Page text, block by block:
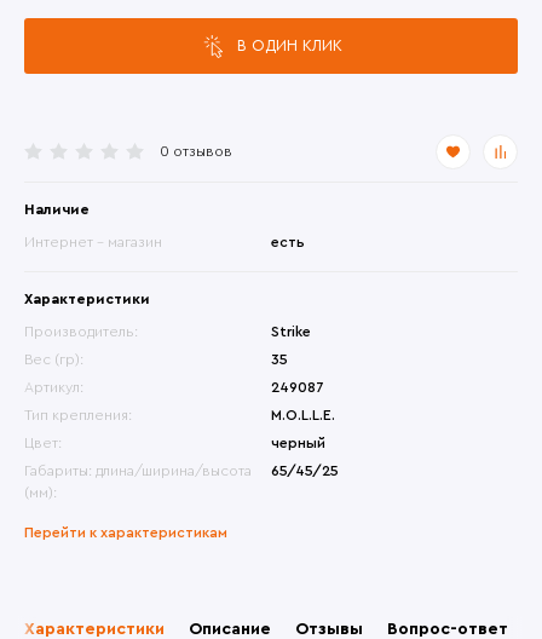
0 отзывов
Наличие
Интернет - магазин есть
Характеристики
Производитель:
Strike
Вес (гр):
35
Артикул:
249087
Тип крепления:
M.O.L.L.E.
Цвет:
черный
Габариты: длина/ширина/высота
(мм):
65/45/25
Перейти к характеристикам
В ОДИН КЛИК
Характеристики Описание Отзывы Вопрос-ответ